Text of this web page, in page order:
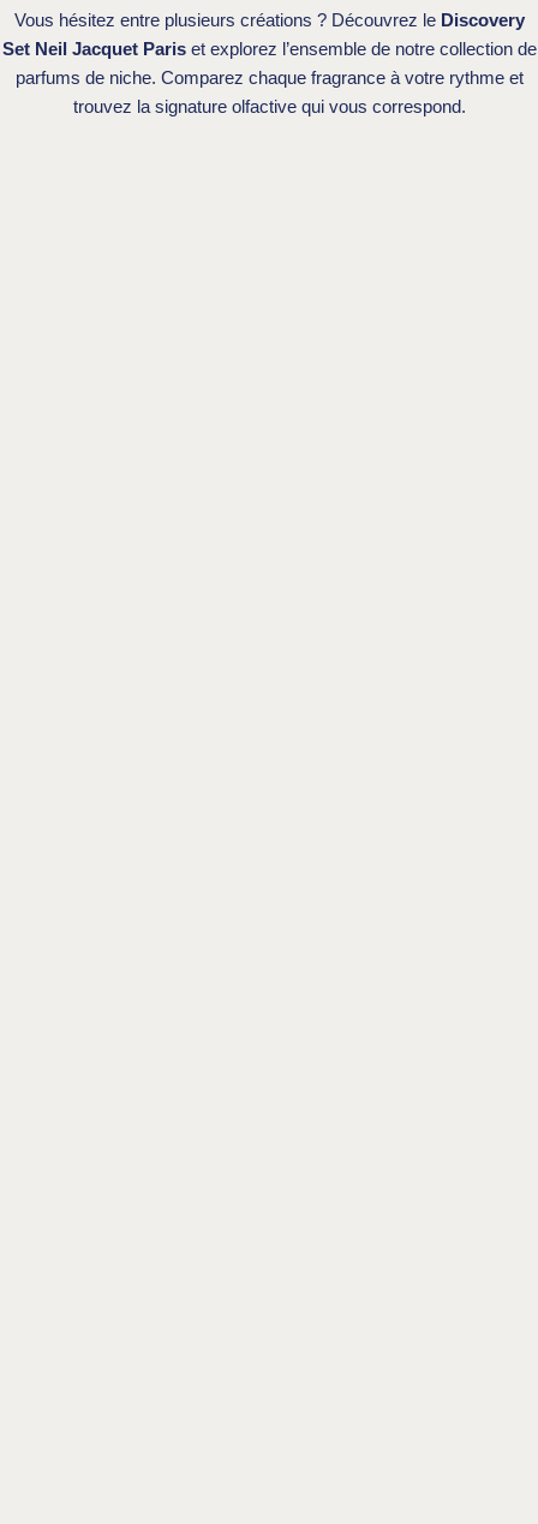
Vous hésitez entre plusieurs créations ? Découvrez le Discovery
Set Neil Jacquet Pariset explorez l’ensemble de notre collection de
parfums de niche. Comparez chaque fragrance à votre rythme et
trouvez la signature olfactive qui vous correspond.